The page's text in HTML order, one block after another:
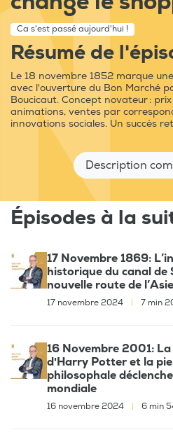
Ca s'est passé aujourd'hui !
Résumé de
Le 18 novembre 1852 marque
avec l'ouverture du Bon Marché
Boucicaut. Concept novateur :
animations, ventes par
innovations sociales. Un succès
Description
Épisodes à la
17 Novembre 1869:
historique du canal de
nouvelle route de l’Asie
17 novembre 2024 7 min
16 Novembre 2001:
d'Harry Potter et la
philosophale
mondiale
16 novembre 2024 6 min